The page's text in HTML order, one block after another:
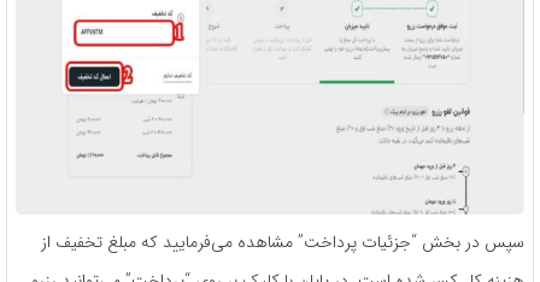
سپس در بخش “جزئیات پرداخت” مشاهده می‌فرمایید که مبلغ تخفیف از